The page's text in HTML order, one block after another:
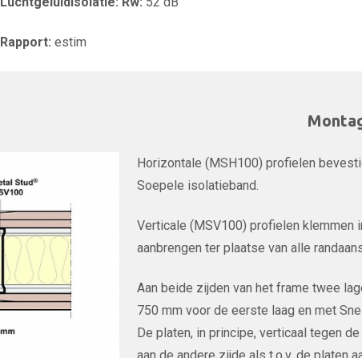
Rapport: estim
Horizontale (MSH100) profielen
Soepele isolatieband.
Verticale (MSV100) profielen klemmen
aanbrengen ter plaatse van alle
Aan beide zijden van het frame twee
750 mm voor de eerste laag en met
De platen, in principe, verticaal tegen